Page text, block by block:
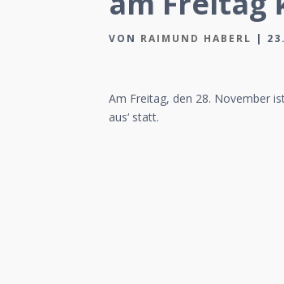
VON RAIMUND HABERL |
Am Freitag, den 28. November
aus‘ statt.